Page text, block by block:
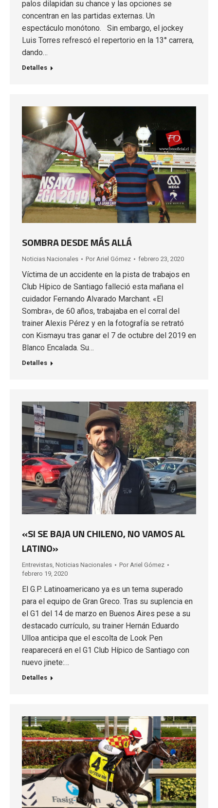
palos dilapidan su chance y las opciones se
concentran en las partidas externas. Un
espectáculo monótono. Sin embargo, el jockey
Luis Torres refrescó el repertorio en la 13° carrera,
dando…
Detalles
SOMBRA DESDE MÁS ALLÁ
Noticias Nacionales Por Ariel Gómez febrero 23, 2020
Víctima de un accidente en la pista de trabajos en
Club Hípico de Santiago falleció esta mañana el
cuidador Fernando Alvarado Marchant. «El
Sombra», de 60 años, trabajaba en el corral del
trainer Alexis Pérez y en la fotografía se retrató
con Kismayu tras ganar el 7 de octubre del 2019 en
Blanco Encalada. Su…
Detalles
«SI SE BAJA UN CHILENO, NO VAMOS AL
LATINO»
Entrevistas, Noticias Nacionales Por Ariel Gómez
febrero 19, 2020
El G.P. Latinoamericano ya es un tema superado
para el equipo de Gran Greco. Tras su suplencia en
el G1 del 14 de marzo en Buenos Aires pese a su
destacado currículo, su trainer Hernán Eduardo
Ulloa anticipa que el escolta de Look Pen
reaparecerá en el G1 Club Hípico de Santiago con
nuevo jinete:…
Detalles